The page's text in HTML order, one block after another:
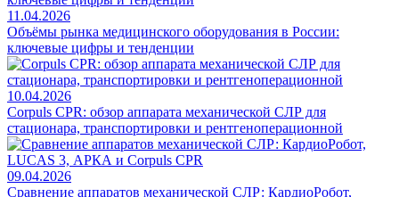
11.04.2026
Объёмы рынка медицинского оборудования в России:
ключевые цифры и тенденции
10.04.2026
Corpuls CPR: обзор аппарата механической СЛР для
стационара, транспортировки и рентгеноперационной
09.04.2026
Сравнение аппаратов механической СЛР: КардиоРобот,